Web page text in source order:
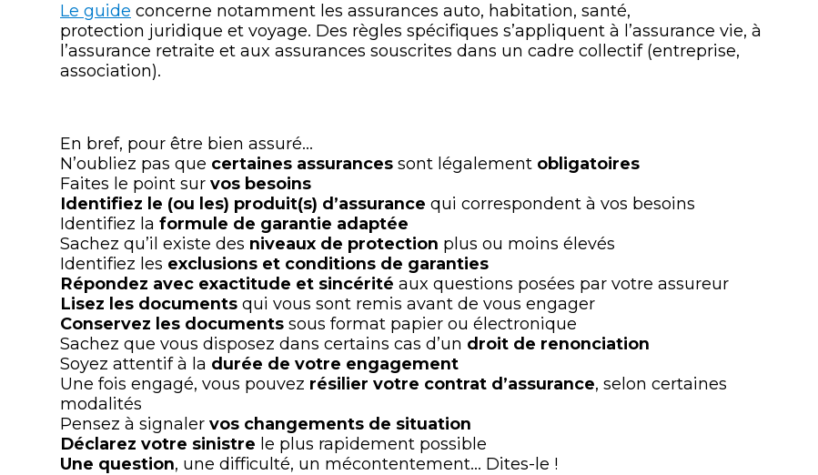
Le guide concerne notamment les assurances auto, habitation, santé,
protection juridique et voyage. Des règles spécifiques s’appliquent à l’assurance vie, à
l’assurance retraite et aux assurances souscrites dans un cadre collectif (entreprise,
association).
En bref, pour être bien assuré…
N’oubliez pas que certaines assurances sont légalement obligatoires
Faites le point sur vos besoins
Identifiez le (ou les) produit(s) d’assurance qui correspondent à vos besoins
Identifiez la formule de garantie adaptée
Sachez qu’il existe des niveaux de protection plus ou moins élevés
Identifiez les exclusions et conditions de garanties
Répondez avec exactitude et sincérité aux questions posées par votre assureur
Lisez les documents qui vous sont remis avant de vous engager
Conservez les documents sous format papier ou électronique
Sachez que vous disposez dans certains cas d’un droit de renonciation
Soyez attentif à la durée de votre engagement
Une fois engagé, vous pouvez résilier votre contrat d’assurance, selon certaines
modalités
Pensez à signaler vos changements de situation
Déclarez votre sinistre le plus rapidement possible
Une question, une difficulté, un mécontentement… Dites-le !